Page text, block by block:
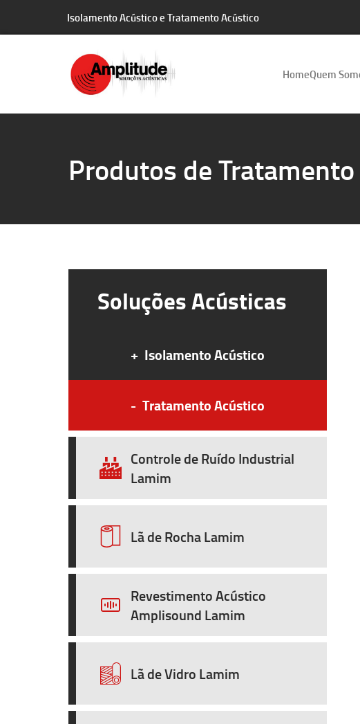
Isolamento Acústico e Tratamento Acústico
HomeQuem
Produtos de
Soluções Acústicas
+ Isolamento Acústico
- Tratamento Acústico
Controle de Ruído Industrial
Lamim
Lã de Rocha Lamim
Revestimento Acústico
Amplisound Lamim
Lã de Vidro Lamim